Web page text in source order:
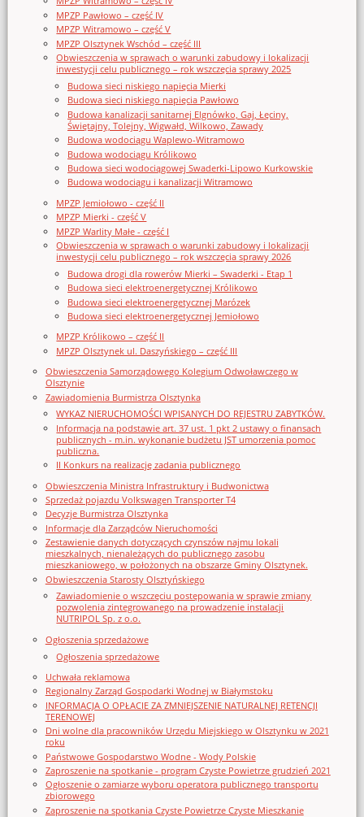
MPZP Pawłowo – część IV
MPZP Witramowo – część V
MPZP Olsztynek Wschód – część III
Obwieszczenia w sprawach o warunki zabudowy i lokalizacji
inwestycji celu publicznego – rok wszczęcia sprawy 2025
Budowa sieci niskiego napięcia Mierki
Budowa sieci niskiego napięcia Pawłowo
Budowa kanalizacji sanitarnej Elgnówko, Gaj, Łęciny,
Świętajny, Tolejny, Wigwałd, Wilkowo, Zawady
Budowa wodociągu Waplewo-Witramowo
Budowa wodociągu Królikowo
Budowa sieci wodociągowej Swaderki-Lipowo Kurkowskie
Budowa wodociągu i kanalizacji Witramowo
MPZP Jemiołowo - część II
MPZP Mierki - część V
MPZP Warlity Małe - część I
Obwieszczenia w sprawach o warunki zabudowy i lokalizacji
inwestycji celu publicznego – rok wszczęcia sprawy 2026
Budowa drogi dla rowerów Mierki – Swaderki - Etap 1
Budowa sieci elektroenergetycznej Królikowo
Budowa sieci elektroenergetycznej Marózek
Budowa sieci elektroenergetycznej Jemiołowo
MPZP Królikowo – część II
MPZP Olsztynek ul. Daszyńskiego – część III
Obwieszczenia Samorządowego Kolegium Odwoławczego w
Olsztynie
Zawiadomienia Burmistrza Olsztynka
WYKAZ NIERUCHOMOŚCI WPISANYCH DO REJESTRU ZABYTKÓW.
Informacja na podstawie art. 37 ust. 1 pkt 2 ustawy o finansach
publicznych - m.in. wykonanie budżetu JST umorzenia pomoc
publiczna.
II Konkurs na realizację zadania publicznego
Obwieszczenia Ministra Infrastruktury i Budwonictwa
Sprzedaż pojazdu Volkswagen Transporter T4
Decyzje Burmistrza Olsztynka
Informacje dla Zarządców Nieruchomości
Zestawienie danych dotyczących czynszów najmu lokali
mieszkalnych, nienależących do publicznego zasobu
mieszkaniowego, w położonych na obszarze Gminy Olsztynek.
Obwieszczenia Starosty Olsztyńskiego
Zawiadomienie o wszczęciu postępowania w sprawie zmiany
pozwolenia zintegrowanego na prowadzenie instalacji
NUTRIPOL Sp. z o.o.
Ogłoszenia sprzedażowe
Ogłoszenia sprzedażowe
Uchwała reklamowa
Regionalny Zarząd Gospodarki Wodnej w Białymstoku
INFORMACJA O OPŁACIE ZA ZMNIEJSZENIE NATURALNEJ RETENCJI
TERENOWEJ
Dni wolne dla pracowników Urzędu Miejskiego w Olsztynku w 2021
roku
Państwowe Gospodarstwo Wodne - Wody Polskie
Zaproszenie na spotkanie - program Czyste Powietrze grudzień 2021
Ogłoszenie o zamiarze wyboru operatora publicznego transportu
zbiorowego
Zaproszenie na spotkania Czyste Powietrze Czyste Mieszkanie